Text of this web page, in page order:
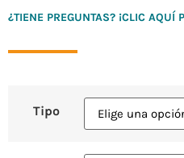
¿TIENE PREGUNTAS? ¡CLIC AQUÍ
Tipo